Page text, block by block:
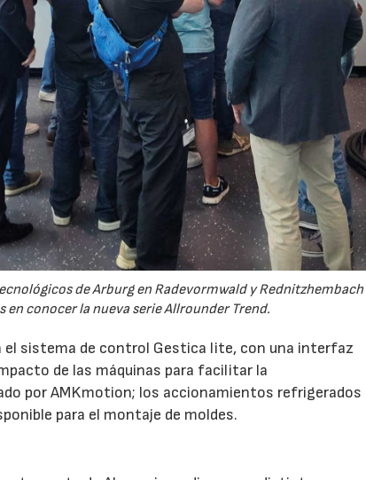
de Arburg en Radevormwald y Rednitzhembach
conocer la nueva serie Allrounder Trend.
sistema de control Gestica lite, con una interfaz
de las máquinas para facilitar la
por AMKmotion; los accionamientos refrigerados
para el montaje de moldes.